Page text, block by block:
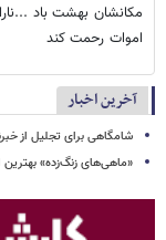
مکانشان بهشت باد
اموات رحمت کند
آخرین اخبار
شامگاهی برای تجلیل از
«ماهی‌های زنگ‌زده»